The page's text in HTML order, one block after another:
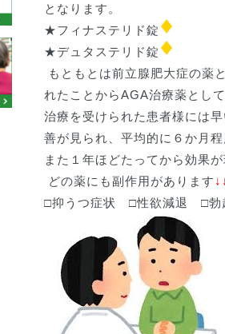
となります。
★フィナステリド錠
★デュタステリド錠
もともとは前立腺肥大症の薬
れたことからAGA治療薬とし
治療を受けられた患者様には
善が見られ、平均的に６か月
また１年ほどたってから効果
どの薬にも副作用があります
□抑うつ症状 □性欲減退 □